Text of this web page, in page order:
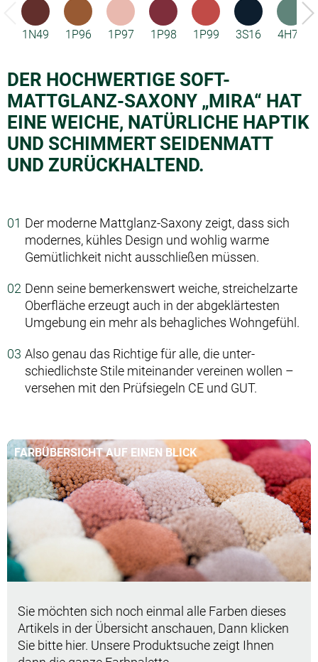
1N49 1P96 1P97 1P98 1P99 3S16 4H76
DER HOCHWERTIGE SOFT-
MATTGLANZ-SAXONY „MIRA“ HAT
EINE WEICHE, NATÜRLICHE HAPTIK
UND SCHIMMERT SEIDENMATT
UND ZURÜCKHALTEND.
Der moderne Mattglanz-­Saxony zeigt, dass sich
modernes, kühles Design und wohlig warme
Gemütlichkeit nicht ausschließen müssen.
Denn seine bemerkenswert weiche, streichelzarte
Oberfläche erzeugt auch in der abgeklärtesten
Umgebung ein mehr als behagliches Wohngefühl.
Also genau das Richtige für alle, die unter­
schiedlichste Stile miteinander vereinen wollen –
versehen mit den Prüfsiegeln CE und GUT.
FARBÜBERSICHT AUF EINEN BLICK
Sie möchten sich noch einmal alle Farben dieses
Artikels in der Übersicht anschauen, Dann klicken
Sie bitte hier. Unsere Produktsuche zeigt Ihnen